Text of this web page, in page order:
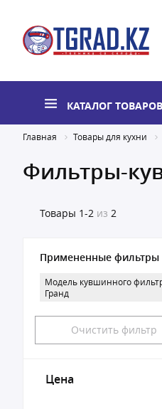
КАТАЛОГ ТОВАРОВ
Главная Товары для кухни
Фильтры-
Товары 1-2 из 2
Примененные фильтры
Модель кувшинного
Гранд
Очистить фильтр
Цена